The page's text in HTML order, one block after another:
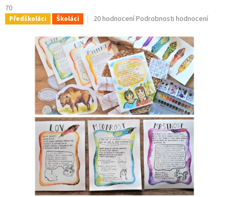
70
Předškoláci Školáci
Průměrné
produktu
je
5,0
z
5
hvězdiček.
20 hodnoceníPodrobnosti hodnocení